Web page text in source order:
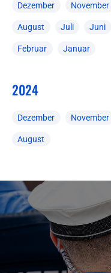
Dezember November
August Juli Juni
Februar Januar
2024
Dezember November
August